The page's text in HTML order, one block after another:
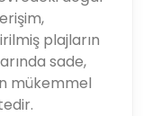
plajların
sade,
mükemmel